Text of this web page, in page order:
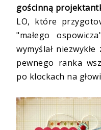
gościnną
LO, które
"małego
wymyślał
pewnego ranka
po klockach na